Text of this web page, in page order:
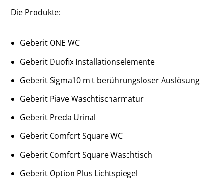
Die Produkte:
Geberit ONE WC
Geberit Duofix Installationselemente
Geberit Sigma10 mit berührungsloser Auslösung
Geberit Piave Waschtischarmatur
Geberit Preda Urinal
Geberit Comfort Square WC
Geberit Comfort Square Waschtisch
Geberit Option Plus Lichtspiegel